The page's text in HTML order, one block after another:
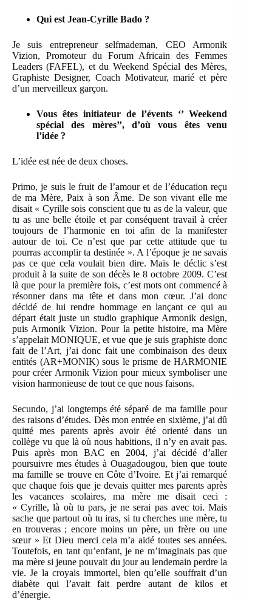
Qui est Jean-Cyrille Bado ?
Je suis entrepreneur selfmademan, CEO Armonik
Vizion, Promoteur du Forum Africain des Femmes
Leaders (FAFEL), et du Weekend Spécial des Mères,
Graphiste Designer, Coach Motivateur, marié et père
d’un merveilleux garçon.
Vous êtes initiateur de l’évents ‘’ Weekend
spécial des mères’’, d’où vous êtes venu
l’idée ?
L’idée est née de deux choses.
Primo, je suis le fruit de l’amour et de l’éducation reçu
de ma Mère, Paix à son Âme. De son vivant elle me
disait « Cyrille sois conscient que tu as de la valeur, que
tu as une belle étoile et par conséquent travail à créer
toujours de l’harmonie en toi afin de la manifester
autour de toi. Ce n’est que par cette attitude que tu
pourras accomplir ta destinée ». A l’époque je ne savais
pas ce que cela voulait bien dire. Mais le déclic s’est
produit à la suite de son décès le 8 octobre 2009. C’est
là que pour la première fois, c’est mots ont commencé à
résonner dans ma tête et dans mon cœur. J’ai donc
décidé de lui rendre hommage en lançant ce qui au
départ était juste un studio graphique Armonik design,
puis Armonik Vizion. Pour la petite histoire, ma Mère
s’appelait MONIQUE, et vue que je suis graphiste donc
fait de l’Art, j’ai donc fait une combinaison des deux
entités (AR+MONIK) sous le prisme de HARMONIE
pour créer Armonik Vizion pour mieux symboliser une
vision harmonieuse de tout ce que nous faisons.
Secundo, j’ai longtemps été séparé de ma famille pour
des raisons d’études. Dès mon entrée en sixième, j’ai dû
quitté mes parents après avoir été orienté dans un
collège vu que là où nous habitions, il n’y en avait pas.
Puis après mon BAC en 2004, j’ai décidé d’aller
poursuivre mes études à Ouagadougou, bien que toute
ma famille se trouve en Côte d’Ivoire. Et j’ai remarqué
que chaque fois que je devais quitter mes parents après
les vacances scolaires, ma mère me disait ceci :
« Cyrille, là où tu pars, je ne serai pas avec toi. Mais
sache que partout où tu iras, si tu cherches une mère, tu
en trouveras ; encore moins un père, un frère ou une
sœur » Et Dieu merci cela m’a aidé toutes ses années.
Toutefois, en tant qu’enfant, je ne m’imaginais pas que
ma mère si jeune pouvait du jour au lendemain perdre la
vie. Je la croyais immortel, bien qu’elle souffrait d’un
diabète qui l’avait fait perdre autant de kilos et
d’énergie.